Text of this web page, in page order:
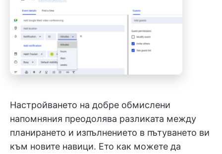
Настройването на добре обмислени
напомняния преодолява разликата между
планирането и изпълнението в пътуването ви
към новите навици. Ето как можете да